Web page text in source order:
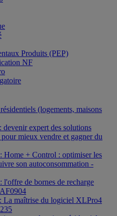
Produits (PEP)
NF
(logements, maisons
expert des solutions
mieux vendre et gagner du
Home + Control : optimiser les
son autoconsommation -
l'offre de bornes de recharge
La maîtrise du logiciel XLPro4